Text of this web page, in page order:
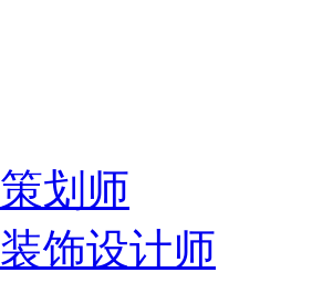
划师
饰设计师